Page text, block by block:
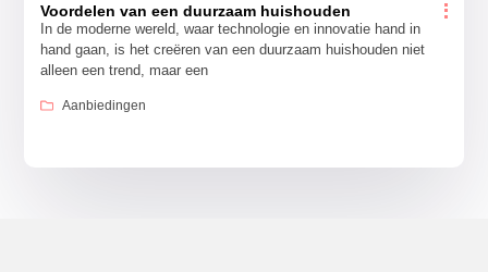
Voordelen van een duurzaam huishouden
In de moderne wereld, waar technologie en innovatie hand in
hand gaan, is het creëren van een duurzaam huishouden niet
alleen een trend, maar een
Aanbiedingen